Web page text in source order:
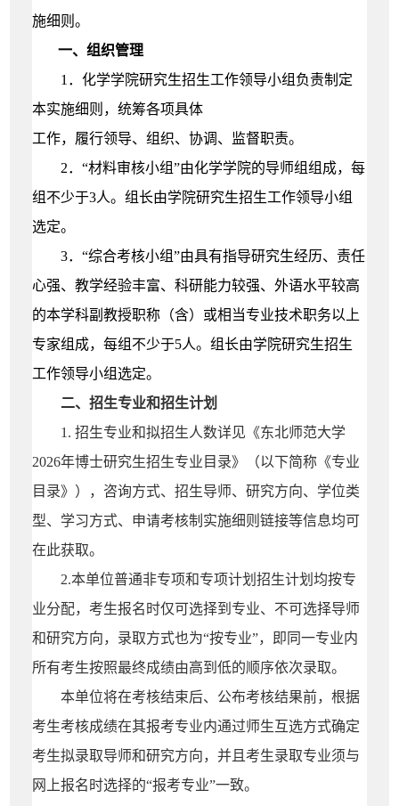
施细则。
一、组织管理
1．化学学院研究生招生工作领导小组负责制定
本实施细则，统筹各项具体
工作，履行领导、组织、协调、监督职责。
2．“材料审核小组”由化学学院的导师组组成，每
组不少于3人。组长由学院研究生招生工作领导小组
选定。
3．“综合考核小组”由具有指导研究生经历、责任
心强、教学经验丰富、科研能力较强、外语水平较高
的本学科副教授职称（含）或相当专业技术职务以上
专家组成，每组不少于5人。组长由学院研究生招生
工作领导小组选定。
二、招生专业和招生计划
1. 招生专业和拟招生人数详见《东北师范大学
2026年博士研究生招生专业目录》（以下简称《专业
目录》），咨询方式、招生导师、研究方向、学位类
型、学习方式、申请考核制实施细则链接等信息均可
在此获取。
2.本单位普通非专项和专项计划招生计划均按专
业分配，考生报名时仅可选择到专业、不可选择导师
和研究方向， 录取方式也为“按专业”，即同一专业内
所有考生按照最终成绩由高到低的顺序依次录取。
本单位将在考核结束后、公布考核结果前，根据
考生考核成绩在其报考专业内通过师生互选方式确定
考生拟录取导师和研究方向，并且考生录取专业须与
网上报名时选择的“报考专业”一致。